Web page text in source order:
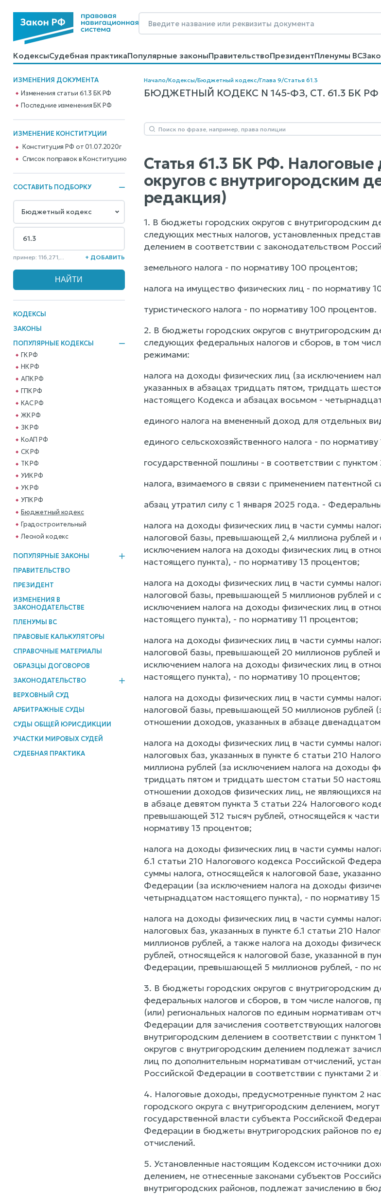
КодексыСудебная практикаПопулярные законыПравительствоПрезидентПленумы ВС
КалькуляторыСправочные материалыОбразцы договоровКонтактыПомощьПоиск
ИЗМЕНЕНИЯ ДОКУМЕНТА
Изменения статьи 61.3 БК РФ
Последние изменения БК РФ
ИЗМЕНЕНИЕ КОНСТИТУЦИИ
Конституция РФ от 01.07.2020г
Cписок поправок в Конституцию
СОСТАВИТЬ ПОДБОРКУ
пример: 116,271,... + ДОБАВИТЬ
КОДЕКСЫ
ЗАКОНЫ
ПОПУЛЯРНЫЕ КОДЕКСЫ
ГК РФ
НК РФ
АПК РФ
ГПК РФ
КАС РФ
ЖК РФ
ЗК РФ
КоАП РФ
СК РФ
ТК РФ
УИК РФ
УК РФ
УПК РФ
Бюджетный кодекс
Градостроительный
Лесной кодекс
ПОПУЛЯРНЫЕ ЗАКОНЫ
ПРАВИТЕЛЬСТВО
ПРЕЗИДЕНТ
ИЗМЕНЕНИЯ В
ЗАКОНОДАТЕЛЬСТВЕ
ПЛЕНУМЫ ВС
ПРАВОВЫЕ КАЛЬКУЛЯТОРЫ
СПРАВОЧНЫЕ МАТЕРИАЛЫ
ОБРАЗЦЫ ДОГОВОРОВ
ЗАКОНОДАТЕЛЬСТВО
ВЕРХОВНЫЙ СУД
АРБИТРАЖНЫЕ СУДЫ
СУДЫ ОБЩЕЙ ЮРИСДИКЦИИ
УЧАСТКИ МИРОВЫХ СУДЕЙ
СУДЕБНАЯ ПРАКТИКА
Начало/Кодексы/Бюджетный кодекс/Глава 9/Статья 61.3
БЮДЖЕТНЫЙ КОДЕКС N 145-ФЗ, СТ. 61.3 БК РФ
Статья 61.3 БК РФ.
округов с внутригородским
редакция)
1. В бюджеты городских округов с внутригородским
следующих местных налогов, установленных
делением в соответствии с законодательством
земельного налога - по нормативу 100 процентов;
налога на имущество физических лиц - по нормативу
туристического налога - по нормативу 100 процентов.
2. В бюджеты городских округов с внутригородским
следующих федеральных налогов и сборов, в том
режимами:
налога на доходы физических лиц (за исключением
указанных в абзацах тридцать пятом, тридцать
настоящего Кодекса и абзацах восьмом -
единого налога на вмененный доход для отдельных
единого сельскохозяйственного налога - по
государственной пошлины - в соответствии с
налога, взимаемого в связи с применением
абзац утратил силу с 1 января 2025 года. -
налога на доходы физических лиц в части суммы
налоговой базы, превышающей 2,4 миллиона рублей
исключением налога на доходы физических лиц в
настоящего пункта), - по нормативу 13 процентов;
налога на доходы физических лиц в части суммы
налоговой базы, превышающей 5 миллионов рублей и
исключением налога на доходы физических лиц в
настоящего пункта), - по нормативу 11 процентов;
налога на доходы физических лиц в части суммы
налоговой базы, превышающей 20 миллионов рублей
исключением налога на доходы физических лиц в
настоящего пункта), - по нормативу 10 процентов;
налога на доходы физических лиц в части суммы
налоговой базы, превышающей 50 миллионов рублей
отношении доходов, указанных в абзаце
налога на доходы физических лиц в части суммы
налоговых баз, указанных в пункте 6 статьи 210
миллиона рублей (за исключением налога на доходы
тридцать пятом и тридцать шестом статьи 50
отношении доходов физических лиц, не являющихся
в абзаце девятом пункта 3 статьи 224 Налогового
превышающей 312 тысяч рублей, относящейся к
нормативу 13 процентов;
налога на доходы физических лиц в части суммы
6.1 статьи 210 Налогового кодекса Российской
суммы налога, относящейся к налоговой базе,
Федерации (за исключением налога на доходы
четырнадцатом настоящего пункта), - по нормативу
налога на доходы физических лиц в части суммы
налоговых баз, указанных в пункте 6.1 статьи 210
миллионов рублей, а также налога на доходы
рублей, относящейся к налоговой базе, указанной в
Федерации, превышающей 5 миллионов рублей, - по
3. В бюджеты городских округов с внутригородским
федеральных налогов и сборов, в том числе
(или) региональных налогов по единым нормативам
Федерации для зачисления соответствующих
внутригородским делением в соответствии с
округов с внутригородским делением подлежат
лиц по дополнительным нормативам отчислений,
Российской Федерации в соответствии с пунктами 2
4. Налоговые доходы, предусмотренные пунктом 2
городского округа с внутригородским делением,
государственной власти субъекта Российской
Федерации в бюджеты внутригородских районов по
отчислений.
5. Установленные настоящим Кодексом источники
делением, не отнесенные законами субъектов
внутригородских районов, подлежат зачислению в